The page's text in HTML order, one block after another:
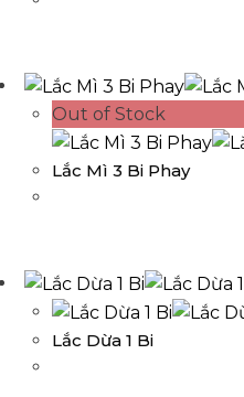
Out of Stock
Lắc Mì 3 Bi Phay
Lắc Dừa 1 Bi